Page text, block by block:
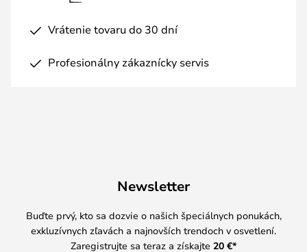
Vrátenie tovaru do 30 dní
Profesionálny zákaznícky servis
Newsletter
Buďte prvý, kto sa dozvie o našich špeciálnych ponukách,
exkluzívnych zľavách a najnovších trendoch v osvetlení.
Zaregistrujte sa teraz a získajte 20 €*